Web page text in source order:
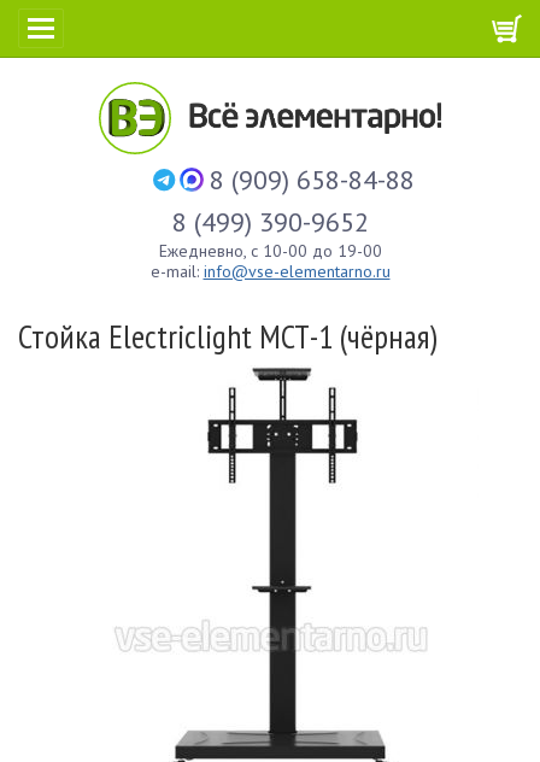
8 (909) 658-84-88
8 (499) 390-9652
Ежедневно, с 10-00 до 19-00
e-mail: info@vse-elementarno.ru
Стойка Electriclight МСТ-1 (чёрная)